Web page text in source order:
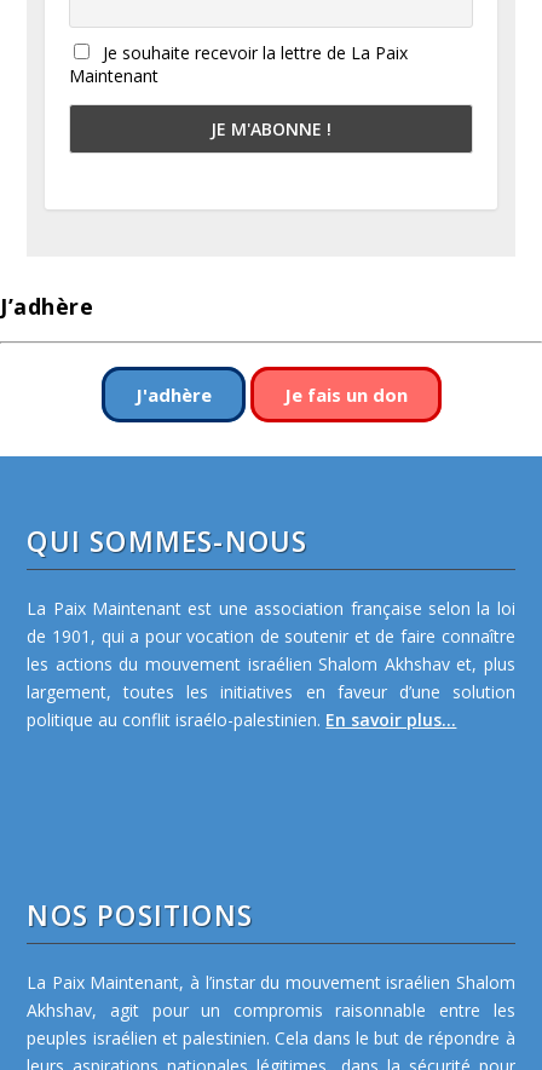
Je souhaite recevoir la lettre de La Paix
Maintenant
J’adhère
J'adhère Je fais un don
QUI SOMMES-NOUS
La Paix Maintenant est une association française selon la loi
de 1901, qui a pour vocation de soutenir et de faire connaître
les actions du mouvement israélien Shalom Akhshav et, plus
largement, toutes les initiatives en faveur d’une solution
politique au conflit israélo-palestinien. En savoir plus...
NOS POSITIONS
La Paix Maintenant, à l’instar du mouvement israélien Shalom
Akhshav, agit pour un compromis raisonnable entre les
peuples israélien et palestinien. Cela dans le but de répondre à